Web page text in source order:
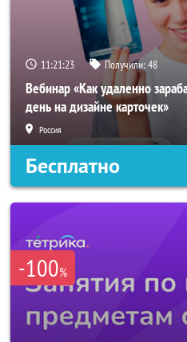
11:21:22 Получили:48
Вебинар «Как удаленно
день на дизайне карточек»
Россия
Бесплатно
-100%